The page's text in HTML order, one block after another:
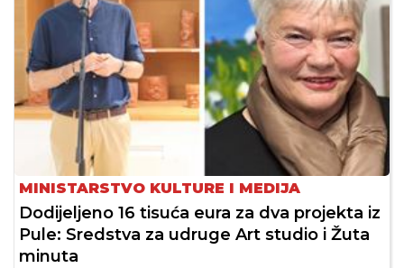
MINISTARSTVO KULTURE I MEDIJA
Dodijeljeno 16 tisuća eura za dva projekta iz
Pule: Sredstva za udruge Art studio i Žuta
minuta